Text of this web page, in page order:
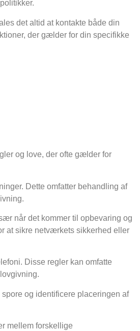
det altid at kontakte både din
der gælder for din specifikke
og love, der ofte gælder for
Dette omfatter behandling af
når det kommer til opbevaring og
at sikre netværkets sikkerhed eller
Disse regler kan omfatte
og identificere placeringen af
mellem forskellige